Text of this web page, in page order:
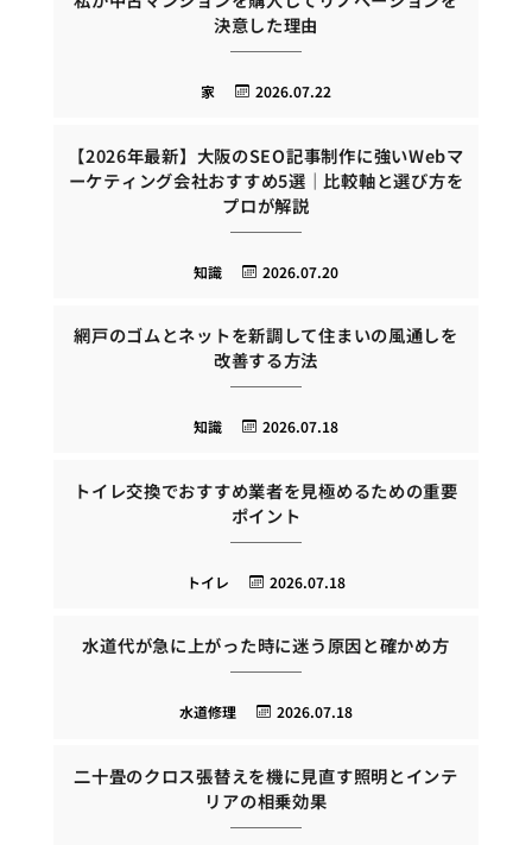
決意した理由
2026.07.22
家
【2026年最新】大阪のSEO記事制作に強いWebマ
ーケティング会社おすすめ5選｜比較軸と選び方を
プロが解説
2026.07.20
知識
網戸のゴムとネットを新調して住まいの風通しを
改善する方法
2026.07.18
知識
トイレ交換でおすすめ業者を見極めるための重要
ポイント
2026.07.18
トイレ
水道代が急に上がった時に迷う原因と確かめ方
2026.07.18
水道修理
二十畳のクロス張替えを機に見直す照明とインテ
リアの相乗効果